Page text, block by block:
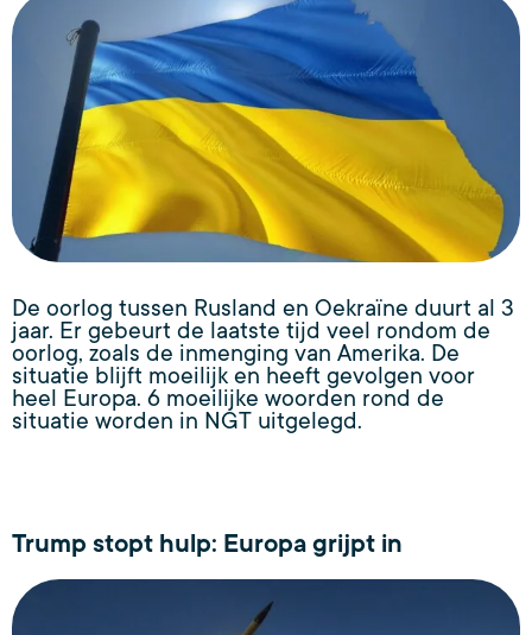
De oorlog tussen Rusland en Oekraïne duurt al 3
jaar. Er gebeurt de laatste tijd veel rondom de
oorlog, zoals de inmenging van Amerika. De
situatie blijft moeilijk en heeft gevolgen voor
heel Europa. 6 moeilijke woorden rond de
situatie worden in NGT uitgelegd.
Trump stopt hulp: Europa grijpt in